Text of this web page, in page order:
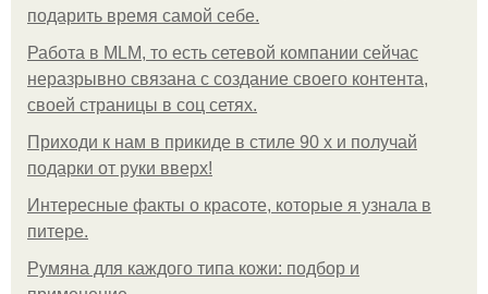
подарить время самой себе.
Работа в MLM, то есть сетевой компании сейчас
неразрывно связана с создание своего контента,
своей страницы в соц сетях.
Приходи к нам в прикиде в стиле 90 х и получай
подарки от руки вверх!
Интересные факты о красоте, которые я узнала в
питере.
Румяна для каждого типа кожи: подбор и